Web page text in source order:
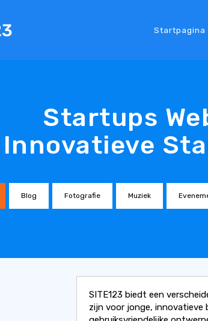
Startpagina
Startups
Innovatieve
Blog Fotografie Muziek
SITE123 biedt een
zijn voor jonge, innovatieve